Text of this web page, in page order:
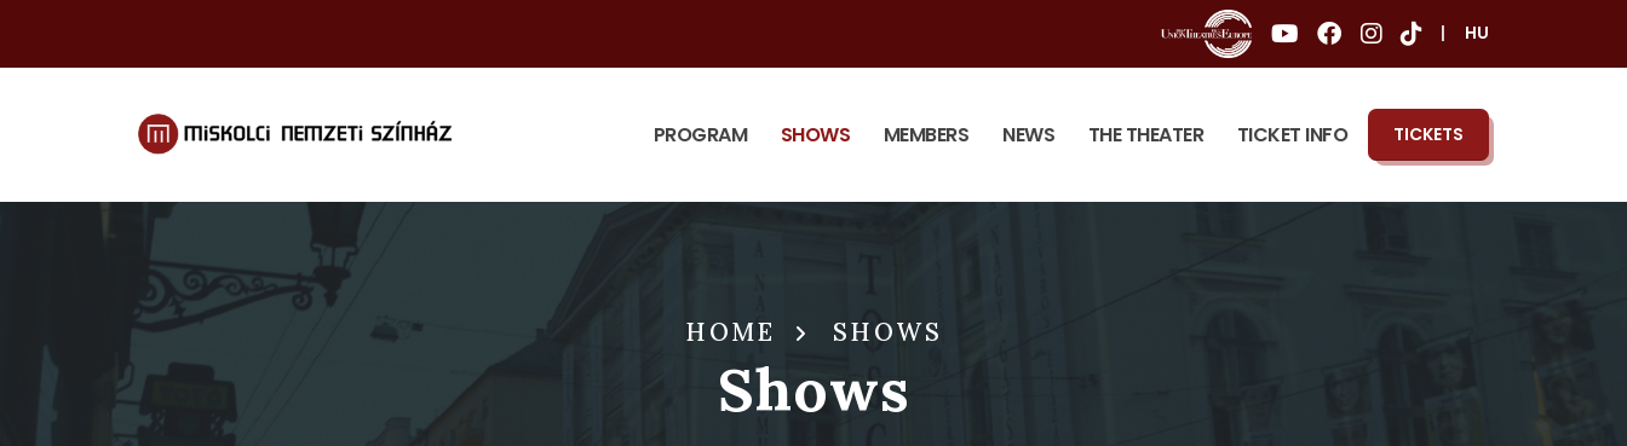
HU
PROGRAM SHOWS MEMBERS NEWS THE THEATER TICKET INFO TICKETS
HOME SHOWS
Shows